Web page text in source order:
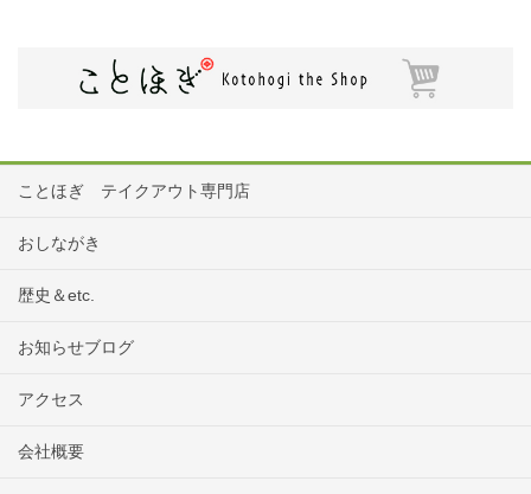
ことほぎ テイクアウト専門店
おしながき
歴史＆etc.
お知らせブログ
アクセス
会社概要